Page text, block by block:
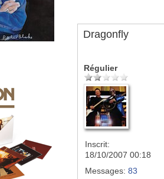
Dragonfly
Régulier
Inscrit:
18/10/2007 00:18
Messages: 83